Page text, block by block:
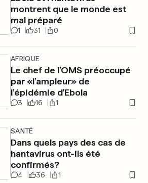
montrent que le monde est
mal préparé
1 31 0
AFRIQUE
Le chef de l’OMS préoccupé
par «l’ampleur» de
l’épidémie d'Ebola
3 16 1
SANTÉ
Dans quels pays des cas de
hantavirus ont-ils été
confirmés?
4 36 1